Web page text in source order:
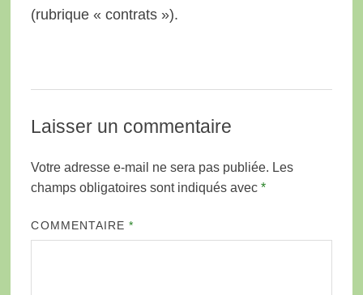
(rubrique « contrats »).
Laisser un commentaire
Votre adresse e-mail ne sera pas publiée. Les
champs obligatoires sont indiqués avec*
COMMENTAIRE*